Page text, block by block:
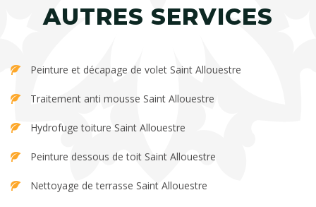
AUTRES SERVICES
Peinture et décapage de volet Saint Allouestre
Traitement anti mousse Saint Allouestre
Hydrofuge toiture Saint Allouestre
Peinture dessous de toit Saint Allouestre
Nettoyage de terrasse Saint Allouestre